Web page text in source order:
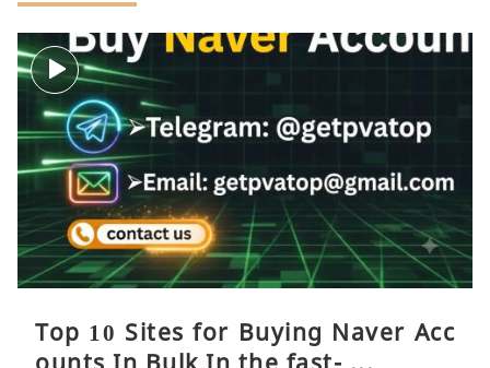
Top 10 Sites for Buying Naver Acc